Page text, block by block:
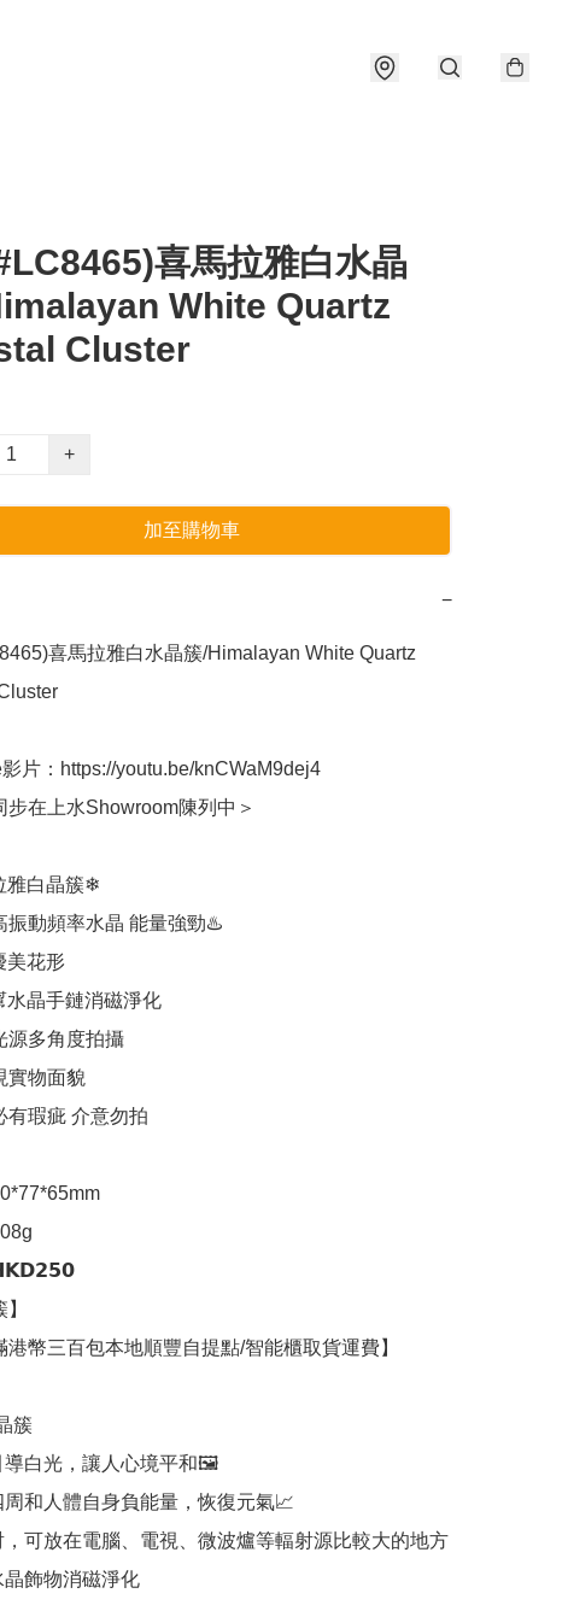
喜馬拉雅白水晶
White Quartz
Cluster
+
加至購物車
−
喜馬拉雅白水晶簇/Himalayan White Quartz
片：https://youtu.be/knCWaM9dej4
步在上水Showroom陳列中＞
雅白晶簇❄
振動頻率水晶 能量強勁♨️
花形
晶手鏈消磁淨化
多角度拍攝
實物面貌
瑕疵 介意勿拍
港幣三百包本地順豐自提點/智能櫃取貨運費】
簇
導白光，讓人心境平和🖼
和人體自身負能量，恢復元氣📈
可放在電腦、電視、微波爐等輻射源比較大的地方
飾物消磁淨化